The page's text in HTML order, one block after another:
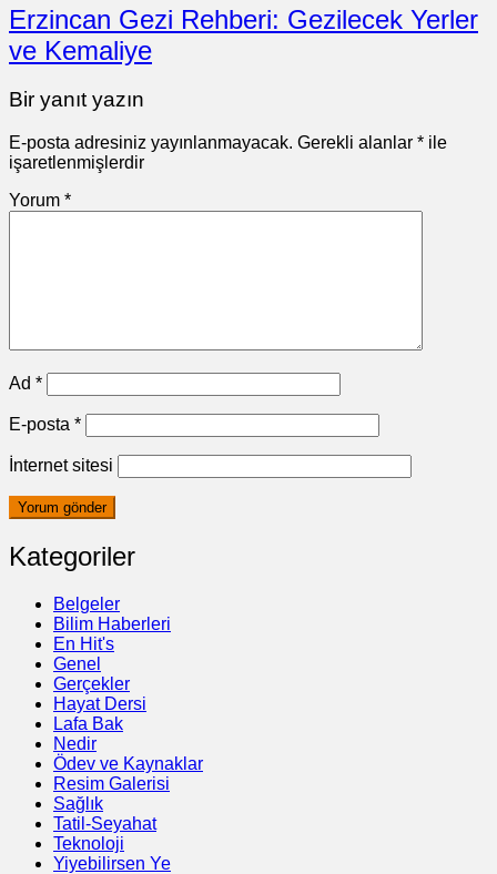
Erzincan Gezi Rehberi: Gezilecek Yerler
ve Kemaliye
Bir yanıt yazın
E-posta adresiniz yayınlanmayacak. Gerekli alanlar * ile
işaretlenmişlerdir
Yorum *
Ad *
E-posta *
İnternet sitesi
Kategoriler
Belgeler
Bilim Haberleri
En Hit's
Genel
Gerçekler
Hayat Dersi
Lafa Bak
Nedir
Ödev ve Kaynaklar
Resim Galerisi
Sağlık
Tatil-Seyahat
Teknoloji
Yiyebilirsen Ye